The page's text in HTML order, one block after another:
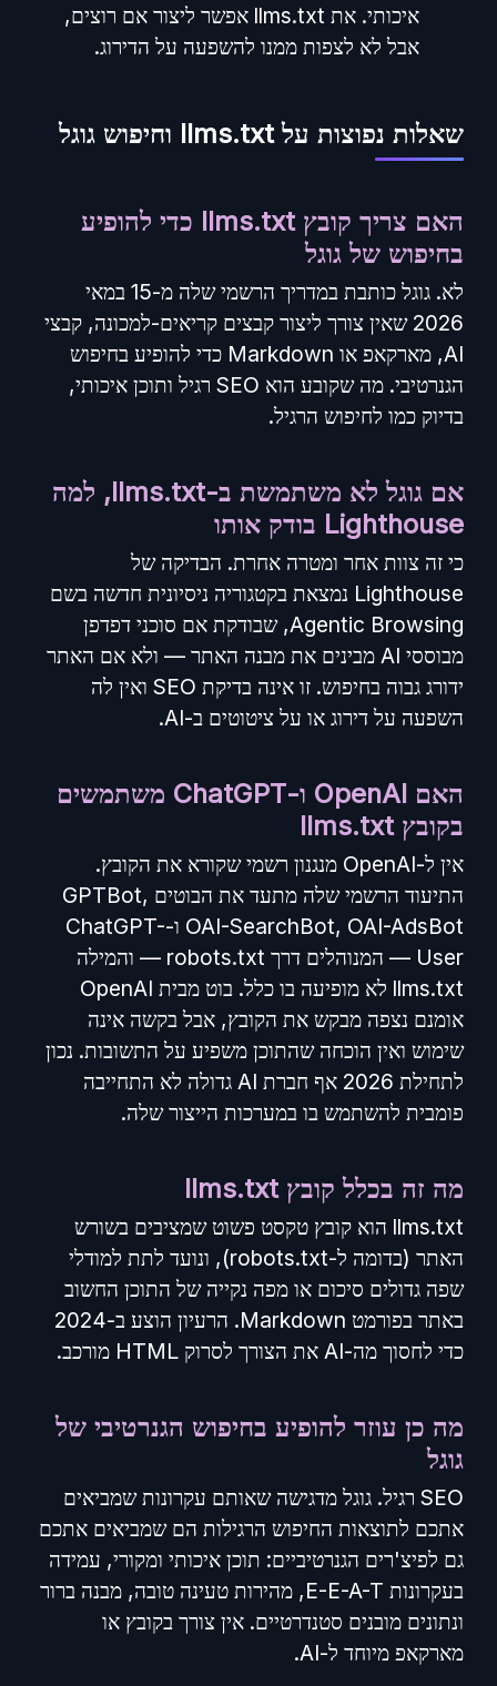
איכותי. את llms.txt אפשר ליצור אם רוצים,
אבל לא לצפות ממנו להשפעה על הדירוג.
שאלות נפוצות על llms.txt וחיפוש גוגל
האם צריך קובץ llms.txt כדי להופיע
בחיפוש של גוגל
לא. גוגל כותבת במדריך הרשמי שלה מ-15 במאי
2026 שאין צורך ליצור קבצים קריאים-למכונה, קבצי
AI, מארקאפ או Markdown כדי להופיע בחיפוש
הגנרטיבי. מה שקובע הוא SEO רגיל ותוכן איכותי,
בדיוק כמו לחיפוש הרגיל.
אם גוגל לא משתמשת ב-llms.txt, למה
Lighthouse בודק אותו
כי זה צוות אחר ומטרה אחרת. הבדיקה של
Lighthouse נמצאת בקטגוריה ניסיונית חדשה בשם
Agentic Browsing, שבודקת אם סוכני דפדפן
מבוססי AI מבינים את מבנה האתר — ולא אם האתר
ידורג גבוה בחיפוש. זו אינה בדיקת SEO ואין לה
השפעה על דירוג או על ציטוטים ב-AI.
האם OpenAI ו-ChatGPT משתמשים
בקובץ llms.txt
אין ל-OpenAI מנגנון רשמי שקורא את הקובץ.
התיעוד הרשמי שלה מתעד את הבוטים GPTBot,
OAI-SearchBot, OAI-AdsBot ו-ChatGPT-
User — המנוהלים דרך robots.txt — והמילה
llms.txt לא מופיעה בו כלל. בוט מבית OpenAI
אומנם נצפה מבקש את הקובץ, אבל בקשה אינה
שימוש ואין הוכחה שהתוכן משפיע על התשובות. נכון
לתחילת 2026 אף חברת AI גדולה לא התחייבה
פומבית להשתמש בו במערכות הייצור שלה.
מה זה בכלל קובץ llms.txt
llms.txt הוא קובץ טקסט פשוט שמציבים בשורש
האתר (בדומה ל-robots.txt), ונועד לתת למודלי
שפה גדולים סיכום או מפה נקייה של התוכן החשוב
באתר בפורמט Markdown. הרעיון הוצע ב-2024
כדי לחסוך מה-AI את הצורך לסרוק HTML מורכב.
מה כן עוזר להופיע בחיפוש הגנרטיבי של
גוגל
SEO רגיל. גוגל מדגישה שאותם עקרונות שמביאים
אתכם לתוצאות החיפוש הרגילות הם שמביאים אתכם
גם לפיצ'רים הגנרטיביים: תוכן איכותי ומקורי, עמידה
בעקרונות E-E-A-T, מהירות טעינה טובה, מבנה ברור
ונתונים מובנים סטנדרטיים. אין צורך בקובץ או
מארקאפ מיוחד ל-AI.